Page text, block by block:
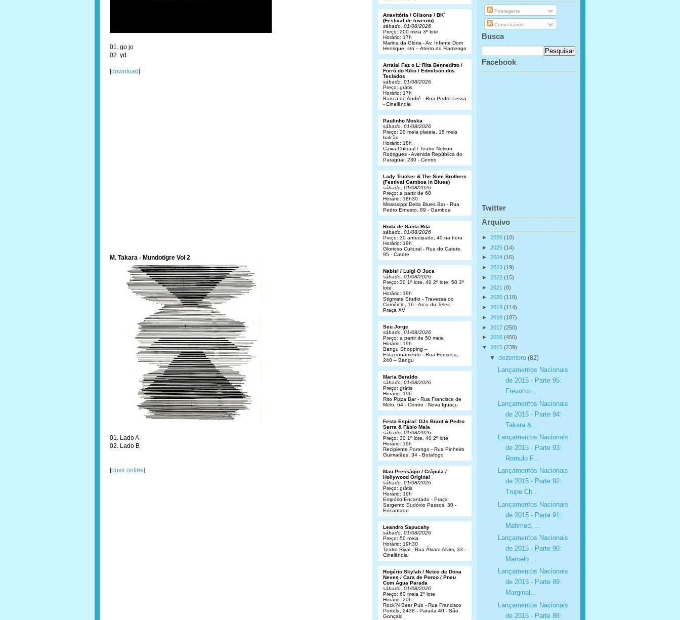
01. go jo
02. yd
[download]
M. Takara - Mundotigre Vol 2
01. Lado A
02. Lado B
[ouvir online]
Postagens
Comentários
Busca
Facebook
Twitter
Arquivo
► 2026 (10)
► 2025 (14)
► 2024 (16)
► 2023 (19)
► 2022 (15)
► 2021 (8)
► 2020 (118)
► 2019 (114)
► 2018 (187)
► 2017 (250)
► 2016 (450)
▼ 2015 (239)
▼ dezembro (82)
Lançamentos Nacionais
de 2015 - Parte 95:
Frevotro...
Lançamentos Nacionais
de 2015 - Parte 94:
Takara &...
Lançamentos Nacionais
de 2015 - Parte 93:
Romulo F...
Lançamentos Nacionais
de 2015 - Parte 92:
Trupe Ch...
Lançamentos Nacionais
de 2015 - Parte 91:
Mahmed, ...
Lançamentos Nacionais
de 2015 - Parte 90:
Marcelo ...
Lançamentos Nacionais
de 2015 - Parte 89:
Marginal...
Lançamentos Nacionais
de 2015 - Parte 88:
Anavitória / Gilsons / BK´
(Festival de Inverno)
sábado, 01/08/2026
Preço: 200 meia 3º lote
Horário: 17h
Marina da Glória - Av. Infante Dom
Henrique, s/n – Aterro do Flamengo
Arraial Faz o L: Rita Benneditto /
Forró do Kiko / Edmilson dos
Teclados
sábado, 01/08/2026
Preço: grátis
Horário: 17h
Banca do André - Rua Pedro Lessa
- Cinelândia
Paulinho Moska
sábado, 01/08/2026
Preço: 20 meia plateia, 15 meia
balcão
Horário: 18h
Caixa Cultural / Teatro Nelson
Rodrigues - Avenida República do
Paraguai, 230 - Centro
Lady Trucker & The Simi Brothers
(Festival Gamboa in Blues)
sábado, 01/08/2026
Preço: a partir de 60
Horário: 18h30
Mississippi Delta Blues Bar - Rua
Pedro Ernesto, 89 - Gamboa
Roda de Santa Rita
sábado, 01/08/2026
Preço: 30 antecipado, 40 na hora
Horário: 19h
Glorioso Cultural - Rua do Catete,
95 - Catete
Nabisi / Luigi O Juca
sábado, 01/08/2026
Preço: 30 1º lote, 40 2º lote, 50 3º
lote
Horário: 19h
Stigmata Studio - Travessa do
Comércio, 16 - Arco do Teles -
Praça XV
Seu Jorge
sábado, 01/08/2026
Preço: a partir de 50 meia
Horário: 19h
Bangu Shopping –
Estacionamento - Rua Fonseca,
240 – Bangu
Maria Beraldo
sábado, 01/08/2026
Preço: grátis
Horário: 19h
Rito Pizza Bar - Rua Francisca de
Melo, 64 - Centro - Nova Iguaçu
Festa Espiral: DJs Brant & Pedro
Serra & Fábio Maia
sábado, 01/08/2026
Preço: 30 1º lote, 40 2º lote
Horário: 19h
Recipiente Porongo - Rua Pinheiro
Guimarães, 34 - Botafogo
Mau Presságio / Crápula /
Hollywood Original
sábado, 01/08/2026
Preço: grátis
Horário: 19h
Empório Encantado - Praça
Sargento Eudóxio Passos, 30 -
Encantado
Leandro Sapucahy
sábado, 01/08/2026
Preço: 50 meia
Horário: 19h30
Teatro Rival - Rua Álvaro Alvim, 33 -
Cinelândia
Rogério Skylab / Netos de Dona
Neves / Cara de Porco / Pneu
Com Água Parada
sábado, 01/08/2026
Preço: 60 meia 2º lote
Horário: 20h
Rock´N Beer Pub - Rua Francisco
Portela, 2438 - Parada 40 - São
Gonçalo